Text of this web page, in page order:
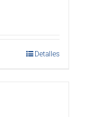
Detalles